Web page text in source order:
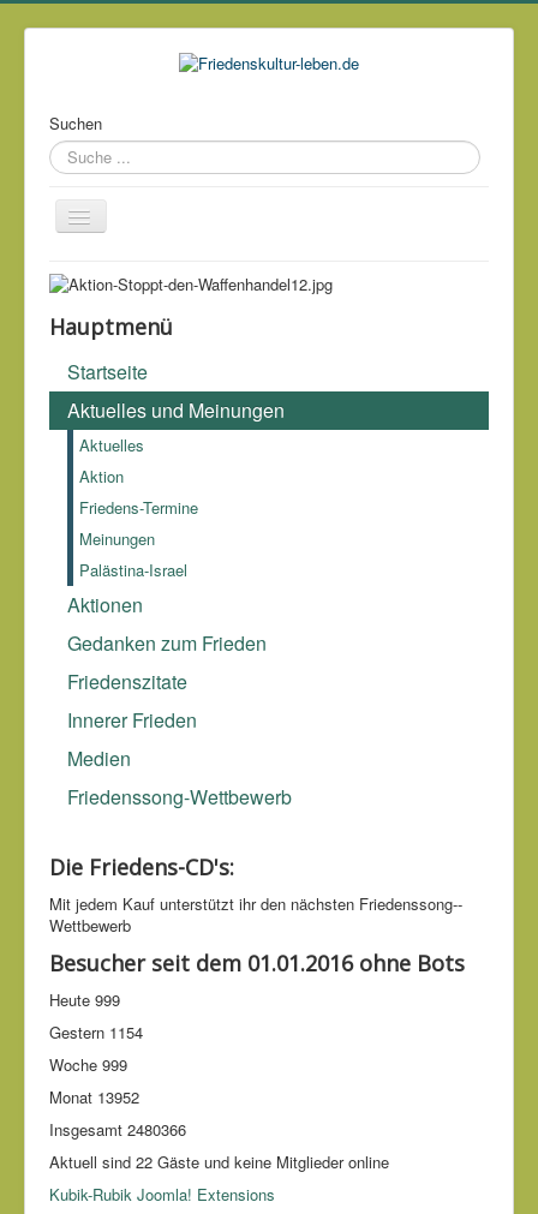
Suchen
Über mich
Kontakt
Links
Archiv
über sich selbst her.
Hauptmenü
Startseite
Aktuelles und Meinungen
Aktuelles
Aktion
Friedens-Termine
Meinungen
Palästina-Israel
Aktionen
Gedanken zum Frieden
Friedenszitate
Innerer Frieden
Medien
Friedenssong-Wettbewerb
Die Friedens-CD's:
Mit jedem Kauf unter­stützt ihr den nächsten Friedens­song-­
Wettbe­werb
Besucher seit dem 01.01.2016 ohne Bots
Heute 999
Gestern 1154
Woche 999
Monat 13952
Insgesamt 2480366
Aktuell sind 22 Gäste und keine Mitglieder online
Kubik-Rubik Joomla! Extensions